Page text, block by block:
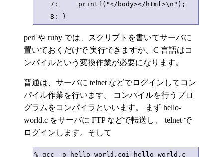
    7:     printf("</body></html>\n");
    8: }
perl や ruby では、スクリプトを書いてサーバに
置いておくだけで 実行できますが、C 言語はコ
ンパイルという変換作業が必要になります。
普通は、サーバに telnet などでログインしてコン
パイル作業を行います。 コンパイルを行うプロ
グラムをコンパイラといいます。 まず hello-
world.c をサーバに FTP などで転送し、 telnet で
ログインします。そして